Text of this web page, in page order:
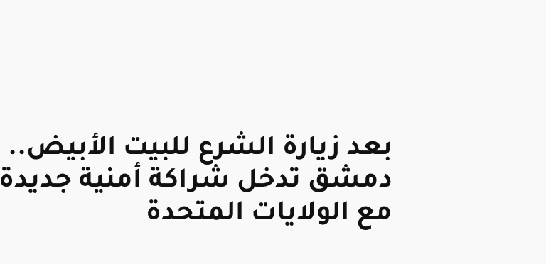
بعد زيارة الشرع للبيت الأبيض..
دمشق تدخل شراكة أمنية جديدة
مع الولايات المتحدة